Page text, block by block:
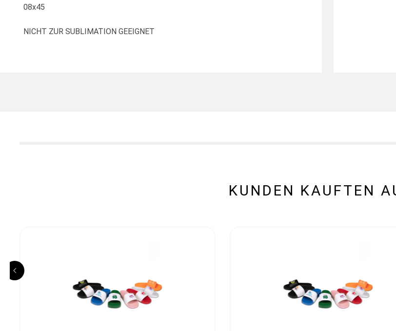
08x45
NICHT ZUR SUBLIMATION GEEIGNET
KUNDEN KAUFTEN